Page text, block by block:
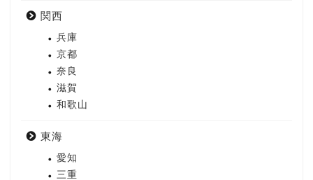
関西
兵庫
京都
奈良
滋賀
和歌山
東海
愛知
三重